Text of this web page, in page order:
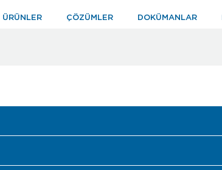
ÜRÜNLER ÇÖZÜMLER DOKÜMANLAR